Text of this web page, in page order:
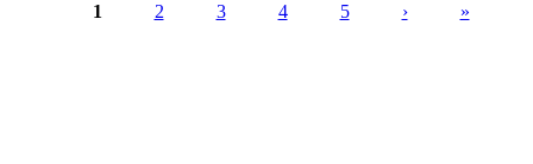
1 2 3 4 5 › »